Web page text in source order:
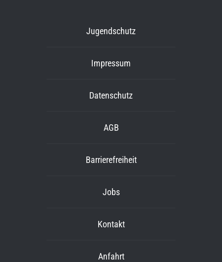
Jugendschutz
Impressum
Datenschutz
AGB
Barrierefreiheit
Jobs
Kontakt
Anfahrt